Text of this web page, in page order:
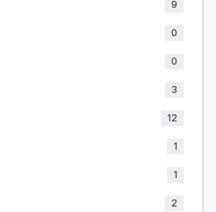
9
0
0
3
12
1
1
2